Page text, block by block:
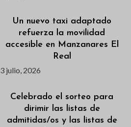
Un nuevo taxi adaptado
refuerza la movilidad
accesible en Manzanares El
Real
3 julio, 2026
Celebrado el sorteo para
dirimir las listas de
admitidas/os y las listas de